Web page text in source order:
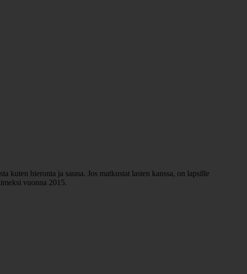
kuten hieronta ja sauna. Jos matkustat lasten kanssa, on lapsille
vuonna 2015.